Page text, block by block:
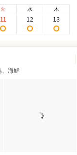
火
11
水
12
木
13
、海鮮